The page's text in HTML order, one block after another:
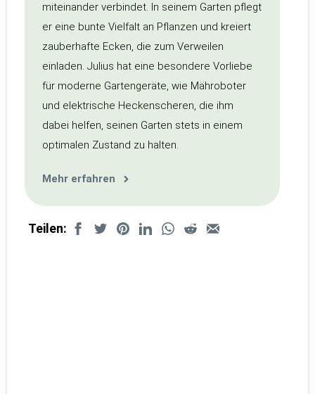
miteinander verbindet. In seinem Garten pflegt
er eine bunte Vielfalt an Pflanzen und kreiert
zauberhafte Ecken, die zum Verweilen
einladen. Julius hat eine besondere Vorliebe
für moderne Gartengeräte, wie Mähroboter
und elektrische Heckenscheren, die ihm
dabei helfen, seinen Garten stets in einem
optimalen Zustand zu halten.
Mehr erfahren
Teilen: